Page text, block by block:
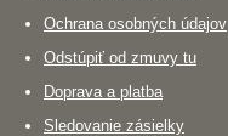
Ochrana osobných údajov
Odstúpiť od zmuvy tu
Doprava a platba
Sledovanie zásielky